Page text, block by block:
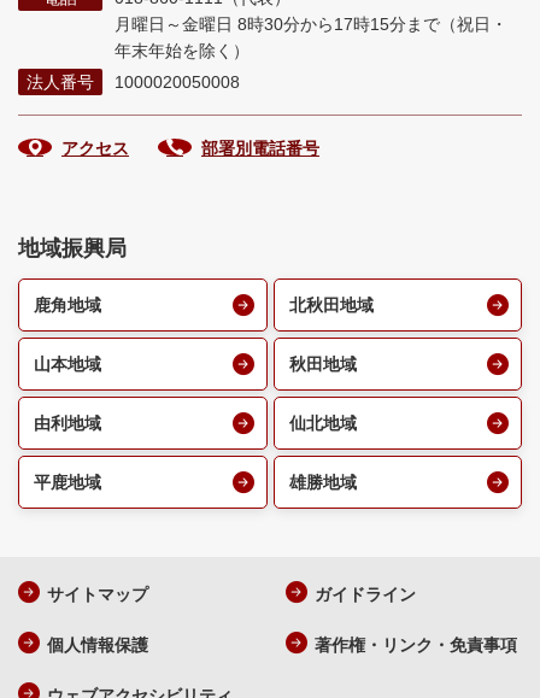
月曜日～金曜日 8時30分から17時15分まで （祝日・
年末年始を除く）
法人番号
1000020050008
アクセス 部署別電話番号
地域振興局
鹿角地域 北秋田地域
山本地域 秋田地域
由利地域 仙北地域
平鹿地域 雄勝地域
サイトマップ ガイドライン
個人情報保護 著作権・リンク・免責事項